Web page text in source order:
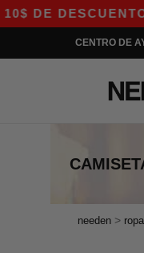
EN
CENTRO DE
needen >